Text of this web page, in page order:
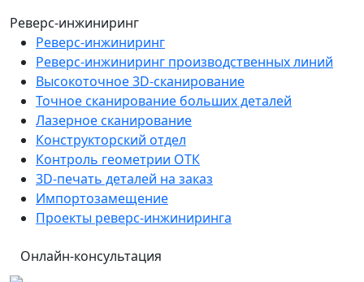
Реверс-инжиниринг
Реверс-инжиниринг
Реверс-инжиниринг производственных линий
Высокоточное 3D-сканирование
Точное сканирование больших деталей
Лазерное сканирование
Конструкторский отдел
Контроль геометрии ОТК
3D-печать деталей на заказ
Импортозамещение
Проекты реверс-инжиниринга
Онлайн-консультация